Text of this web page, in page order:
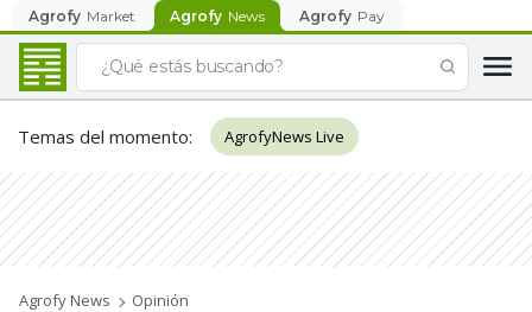
Agrofy Market Agrofy News Agrofy Pay
Temas del momento: AgrofyNews Live
Agrofy News Opinión